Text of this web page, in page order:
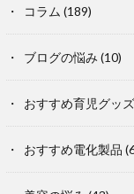
コラム (189)
ブログの悩み (10)
おすすめ育児グッズ
おすすめ電化製品